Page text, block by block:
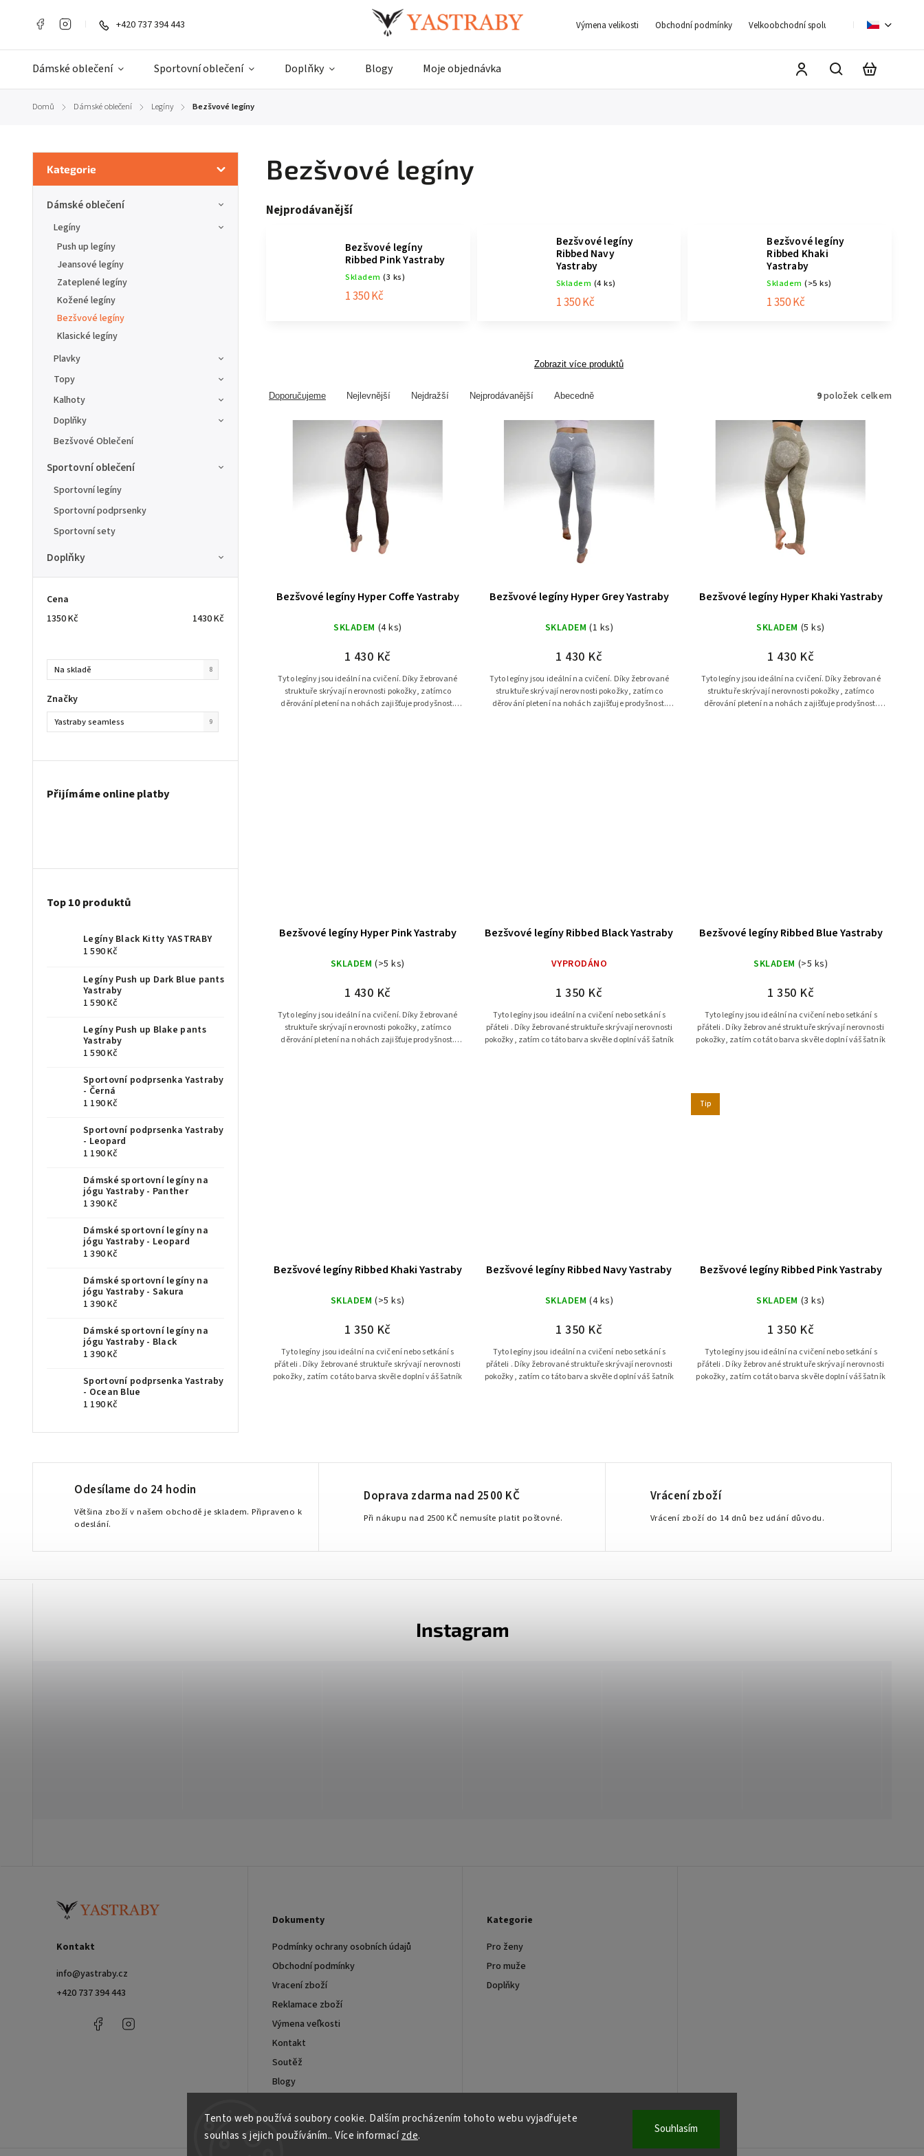
Tento web používá soubory cookie. Dalším procházením tohoto webu vyjadřujete
souhlas s jejich používáním.. Více informacízde. Souhlasím
+420 737 394 443 Výmena velikosti Obchodní podmínky Velkoobchodní spolupráce Moje
Dámské oblečení Sportovní oblečení Doplňky Blogy Moje objednávka
Domů / Dámské oblečení / Legíny / Bezšvové legíny
Kategorie
Dámské oblečení
Legíny
Push up legíny
Jeansové legíny
Zateplené legíny
Kožené legíny
Bezšvové legíny
Klasické legíny
Plavky
Topy
Kalhoty
Doplňky
Bezšvové Oblečení
Sportovní oblečení
Sportovní legíny
Sportovní podprsenky
Sportovní sety
Doplňky
Cena
1350Kč 1430Kč
Na skladě 8
Značky
Yastraby seamless 9
Přijímáme online platby
Top 10 produktů
Legíny Black Kitty YASTRABY
1 590 Kč
Legíny Push up Dark Blue pants
Yastraby
1 590 Kč
Legíny Push up Blake pants
Yastraby
1 590 Kč
Sportovní podprsenka Yastraby
- Černá
1 190 Kč
Sportovní podprsenka Yastraby
- Leopard
1 190 Kč
Dámské sportovní legíny na
jógu Yastraby - Panther
1 390 Kč
Dámské sportovní legíny na
jógu Yastraby - Leopard
1 390 Kč
Dámské sportovní legíny na
jógu Yastraby - Sakura
1 390 Kč
Dámské sportovní legíny na
jógu Yastraby - Black
1 390 Kč
Sportovní podprsenka Yastraby
- Ocean Blue
1 190 Kč
Bezšvové legíny
Nejprodávanější
Bezšvové legíny
Ribbed Pink Yastraby
Skladem (3 ks)
1 350 Kč
Bezšvové legíny
Ribbed Navy
Yastraby
Skladem (4 ks)
1 350 Kč
Bezšvové legíny
Ribbed Khaki
Yastraby
Skladem(>5 ks)
1 350 Kč
Zobrazit více produktů
Doporučujeme Nejlevnější Nejdražší Nejprodávanější Abecedně 9položek celkem
Bezšvové legíny Hyper Coffe Yastraby
SKLADEM (4 ks)
1 430 Kč
Tyto legíny jsou ideální na cvičení. Díky žebrované
struktuře skrývají nerovnosti pokožky, zatímco
děrování pletení na nohách zajišťuje prodyšnost.
Bezšvové legíny Hyper Grey Yastraby
SKLADEM (1 ks)
1 430 Kč
Tyto legíny jsou ideální na cvičení. Díky žebrované
struktuře skrývají nerovnosti pokožky, zatímco
děrování pletení na nohách zajišťuje prodyšnost.
Bezšvové legíny Hyper Khaki Yastraby
SKLADEM (5 ks)
1 430 Kč
Tyto legíny jsou ideální na cvičení. Díky žebrované
struktuře skrývají nerovnosti pokožky, zatímco
děrování pletení na nohách zajišťuje prodyšnost.
Bezšvové legíny Hyper Pink Yastraby
SKLADEM (>5 ks)
1 430 Kč
Tyto legíny jsou ideální na cvičení. Díky žebrované
struktuře skrývají nerovnosti pokožky, zatímco
děrování pletení na nohách zajišťuje prodyšnost.
Bezšvové legíny Ribbed Black Yastraby
VYPRODÁNO
1 350 Kč
Tyto legíny jsou ideální na cvičení nebo setkání s
přáteli . Díky žebrované struktuře skrývají nerovnosti
pokožky, zatím co táto barva skvěle doplní váš šatník
Bezšvové legíny Ribbed Blue Yastraby
SKLADEM (>5 ks)
1 350 Kč
Tyto legíny jsou ideální na cvičení nebo setkání s
přáteli . Díky žebrované struktuře skrývají nerovnosti
pokožky, zatím co táto barva skvěle doplní váš šatník
Bezšvové legíny Ribbed Khaki Yastraby
SKLADEM (>5 ks)
1 350 Kč
Tyto legíny jsou ideální na cvičení nebo setkání s
přáteli . Díky žebrované struktuře skrývají nerovnosti
pokožky, zatím co táto barva skvěle doplní váš šatník
Bezšvové legíny Ribbed Navy Yastraby
SKLADEM (4 ks)
1 350 Kč
Tyto legíny jsou ideální na cvičení nebo setkání s
přáteli . Díky žebrované struktuře skrývají nerovnosti
pokožky, zatím co táto barva skvěle doplní váš šatník
Tip
Bezšvové legíny Ribbed Pink Yastraby
SKLADEM (3 ks)
1 350 Kč
Tyto legíny jsou ideální na cvičení nebo setkání s
přáteli . Díky žebrované struktuře skrývají nerovnosti
pokožky, zatím co táto barva skvěle doplní váš šatník
Odesílame do 24 hodin
Většina zboží v našem obchodě je skladem. Připraveno k
odeslání.
Doprava zdarma nad 2500 KČ
Při nákupu nad 2500 KČ nemusíte platit poštovné.
Vrácení zboží
Vrácení zboží do 14 dnů bez udání důvodu.
Kontakt
info@yastraby.cz
+420 737 394 443
+420
Facebook
Dokumenty
Podmínky ochrany osobních údajů
Obchodní podmínky
Vracení zboží
Reklamace zboží
Výmena veľkosti
Kontakt
Soutěž
Blogy
Kategorie
Pro ženy
Pro muže
Doplňky
Instagram